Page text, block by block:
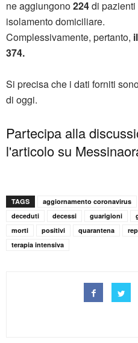
ne aggiungono224di pazienti
isolamento domiciliare.
Complessivamente, pertanto,
374.
Si precisa che i dati forniti
di oggi.
Partecipa alla
l'articolo su
TAGS aggiornamento coronavirus
deceduti
decessi guarigioni
morti
positivi quarantena
terapia intensiva